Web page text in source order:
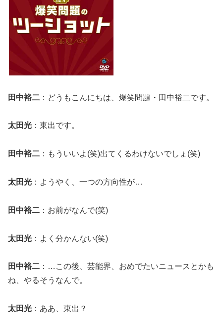
田中裕二 ：どうもこんにちは、爆笑問題・田中裕二です。
太田光 ：東出です。
田中裕二 ：もういいよ(笑)出てくるわけないでしょ(笑)
太田光 ：ようやく、一つの方向性が…
田中裕二 ：お前がなんで(笑)
太田光 ：よく分かんない(笑)
田中裕二 ：…この後、芸能界、おめでたいニュースとかも
ね、やるそうなんで。
太田光 ：ああ、東出？